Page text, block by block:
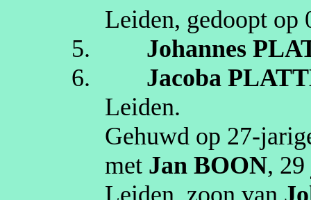
Leiden, gedoopt op
5.
Johannes
6.
Jacoba
Leiden.
Gehuwd op
met Jan BOON,
Leiden, zoon van